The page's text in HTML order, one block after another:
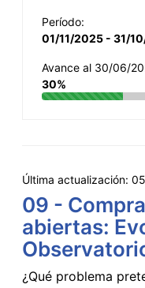
Período:
01/11/2025 - 31/
Avance al 30/06/
30%
Última actualización:
09 -
abiertas:
¿Qué problema